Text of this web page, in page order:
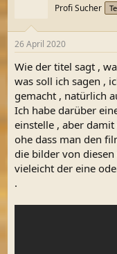
e
r
e
t
a
m
Profi Sucher
26 April 2020
Wie der titel sagt ,
was soll ich sagen ,
gemacht , natürlich
Ich habe darüber
einstelle , aber
ohe dass man den
die bilder von
vieleicht der eine
.